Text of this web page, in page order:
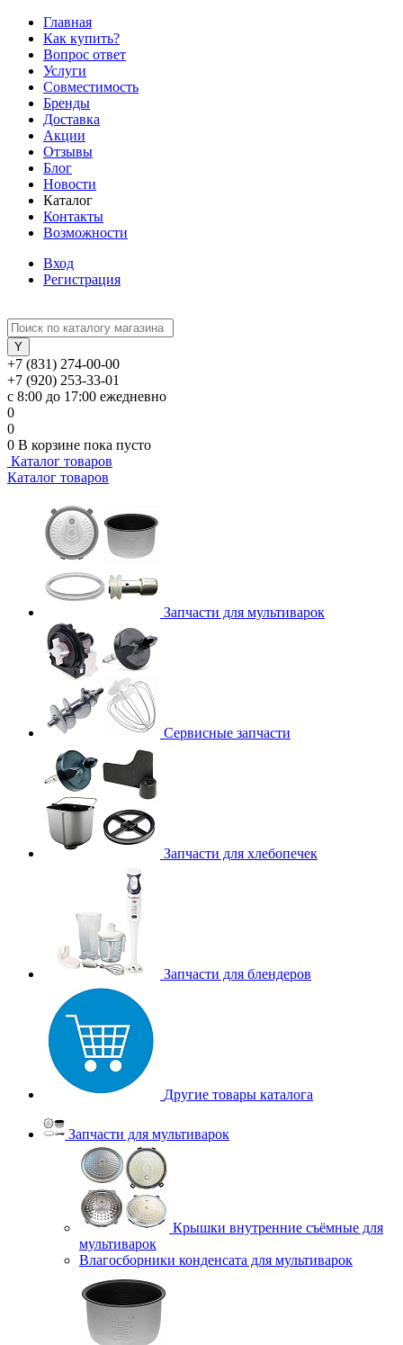
Главная
Как купить?
Вопрос ответ
Услуги
Совместимость
Бренды
Доставка
Акции
Отзывы
Блог
Новости
Каталог
Контакты
Возможности
Вход
Регистрация
+7 (831) 274-00-00
+7 (920) 253-33-01
с 8:00 до 17:00 ежедневно
0
0
0 В корзине пока пусто
Каталог товаров
Каталог товаров
Запчасти для мультиварок
Сервисные запчасти
Запчасти для хлебопечек
Запчасти для блендеров
Другие товары каталога
Запчасти для мультиварок
Крышки внутренние съёмные для
мультиварок
Влагосборники конденсата для мультиварок